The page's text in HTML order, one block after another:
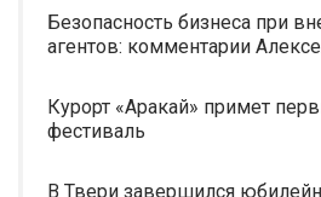
Безопасность бизнеса при
агентов: комментарии
Курорт «Аракай» примет
фестиваль
В Твери завершился